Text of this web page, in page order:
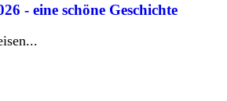
- eine schöne Geschichte